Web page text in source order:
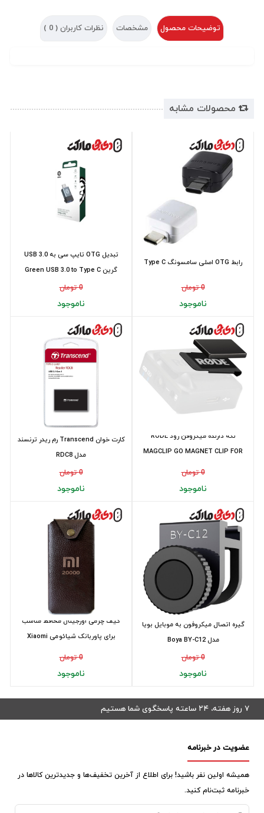
توضیحات محصول مشخصات نظرات کاربران ( 0
)
محصولات مشابه
تبدیل OTG تایپ سی به USB 3.0
گرین Green USB 3.0 to Type C
0 تومان
ناموجود
رابط OTG اصلی سامسونگ Type C
0 تومان
ناموجود
کارت خوان Transcend رم ریدر ترنسند
مدل RDC8
0 تومان
ناموجود
نگه دارنده میکروفن رود RODE
MAGCLIP GO MAGNET CLIP FOR
THE WIRELESS ...
0 تومان
ناموجود
کیف چرمی اورجینال محافظ مناسب
برای پاوربانک شیائومی Xiaomi
20000MAh
0 تومان
ناموجود
گیره اتصال میکروفون به موبایل بویا
مدل Boya BY-C12
0 تومان
ناموجود
۷ روز هفته، ۲۴ ساعته پاسخگوی شما هستیم
عضویت در خبرنامه
همیشه اولین نفر باشید! برای اطلاع از آخرین تخفیف‌ها و جدیدترین کالاها در
خبرنامه ثبت‌نام کنید.